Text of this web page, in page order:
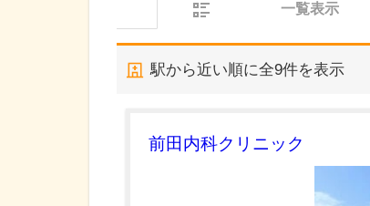
一覧表示
駅から近い順に全9件を表示
前田内科クリニック